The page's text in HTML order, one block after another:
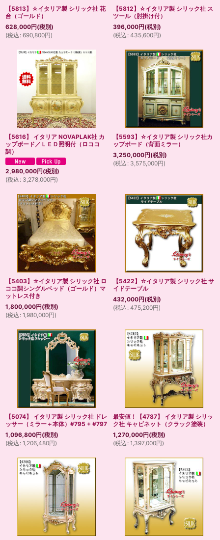
【5813】☆イタリア製 シリック社 花
台（ゴールド）
628,000円(税別)
(税込 : 690,800円)
【5812】☆イタリア製 シリック社 ス
ツール（肘掛け付）
396,000円(税別)
(税込 : 435,600円)
【5616】 イタリア NOVAPLAK社 カ
ップボード／ＬＥＤ照明付（ロココ
調）
2,980,000円(税別)
(税込 : 3,278,000円)
【5593】☆イタリア製 シリック社カ
ップボード（背面ミラー）
3,250,000円(税別)
(税込 : 3,575,000円)
【5403】☆イタリア製 シリック社 ロ
ココ調シングルベッド（ゴールド）マ
ットレス付き
1,800,000円(税別)
(税込 : 1,980,000円)
【5422】☆イタリア製 シリック社 サ
イドテーブル
432,000円(税別)
(税込 : 475,200円)
【5074】 イタリア製 シリック社 ドレ
ッサー（ミラー＋本体）#795 + #797
1,096,800円(税別)
(税込 : 1,206,480円)
最安値！【4787】 イタリア製 シリッ
ク社 キャビネット（クラック塗装）
1,270,000円(税別)
(税込 : 1,397,000円)